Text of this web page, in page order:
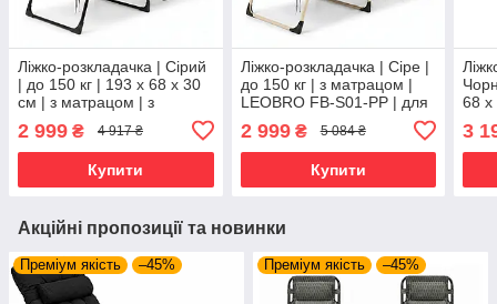
Ліжко-розкладачка | Сірий
| до 150 кг | 193 х 68 х 30
см | з матрацом | з
підголівником | LEOBRO
LB-FB-A1-GRY | для дому,
дачі та
2 999 ₴ 4 917 ₴
Купити
Ліжко-розкладачка | Сіре |
до 150 кг | з матрацом |
LEOBRO FB-S01-PP | для
дому, дачі та подорожей
2 999₴ 5 084 ₴
Купити
68 х
LB-
дачі
3
Акційні пропозиції та новинки
Преміум якість –45% Преміум якість –45%